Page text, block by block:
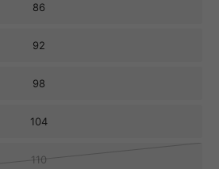
86
92
98
104
110